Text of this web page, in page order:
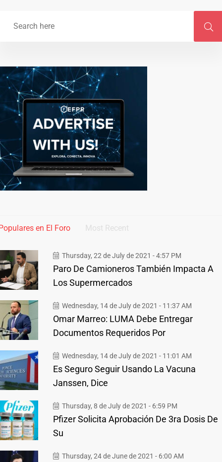
en El Foro Most Recent
Thursday, 22 de July de 2021 - 4:57 PM
Paro De Camioneros También Impacta A
Los Supermercados
Wednesday, 14 de July de 2021 - 11:37 AM
Omar Marreo: LUMA Debe Entregar
Documentos Requeridos Por
Wednesday, 14 de July de 2021 - 11:01 AM
Es Seguro Seguir Usando La Vacuna
Janssen, Dice
Thursday, 8 de July de 2021 - 6:59 PM
Pfizer Solicita Aprobación De 3ra Dosis De
Su
Thursday, 24 de June de 2021 - 6:00 AM